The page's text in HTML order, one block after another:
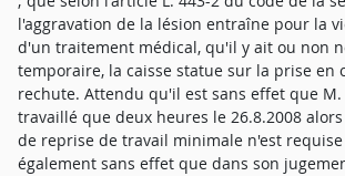
l'aggravation de la lésion entraîne pour la
d'un traitement médical, qu'il y ait ou non
temporaire, la caisse statue sur la prise en
rechute. Attendu qu'il est sans effet que
travaillé que deux heures le 26.8.2008
de reprise de travail minimale n'est
également sans effet que dans son